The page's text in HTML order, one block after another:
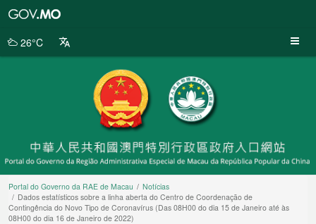
da
26°C
Portal do Governo da RAE de Macau
Notícias
Dados estatísticos sobre a linha aberta do Centro de Coordenação de
Contingência do Novo Tipo de Coronavírus (Das 08H00 do dia 15 de Janeiro até às
08H00 do dia 16 de Janeiro de 2022)